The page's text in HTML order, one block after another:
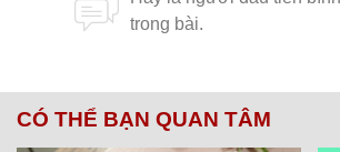
CÓ THỂ BẠN QUAN TÂM